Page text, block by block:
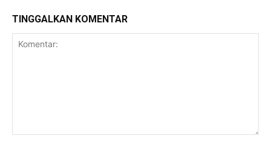
TINGGALKAN KOMENTAR